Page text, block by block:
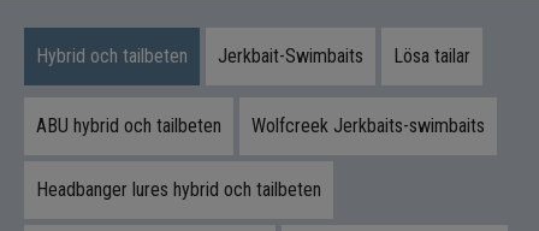
Varumärken
Hybrid och tailbeten Jerkbait-Swimbaits Lösa tailar
ABU hybrid och tailbeten Wolfcreek Jerkbaits-swimbaits
Headbanger lures hybrid och tailbeten